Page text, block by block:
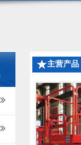
主营产品